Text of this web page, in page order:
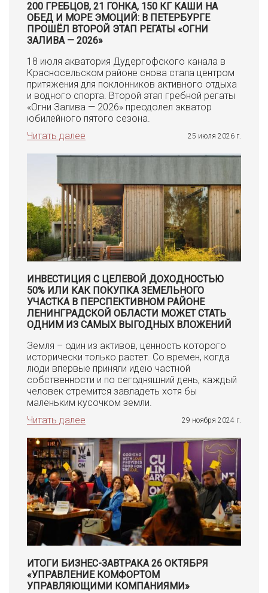
200 ГРЕБЦОВ, 21 ГОНКА, 150 КГ КАШИ НА
ОБЕД И МОРЕ ЭМОЦИЙ: В ПЕТЕРБУРГЕ
ПРОШЁЛ ВТОРОЙ ЭТАП РЕГАТЫ «ОГНИ
ЗАЛИВА — 2026»
18 июля акватория Дудергофского канала в
Красносельском районе снова стала центром
притяжения для поклонников активного отдыха
и водного спорта. Второй этап гребной регаты
«Огни Залива — 2026» преодолел экватор
юбилейного пятого сезона.
Читать далее
25 июля 2026 г.
ИНВЕСТИЦИЯ С ЦЕЛЕВОЙ ДОХОДНОСТЬЮ
50% ИЛИ КАК ПОКУПКА ЗЕМЕЛЬНОГО
УЧАСТКА В ПЕРСПЕКТИВНОМ РАЙОНЕ
ЛЕНИНГРАДСКОЙ ОБЛАСТИ МОЖЕТ СТАТЬ
ОДНИМ ИЗ САМЫХ ВЫГОДНЫХ ВЛОЖЕНИЙ
Земля – один из активов, ценность которого
исторически только растет. Со времен, когда
люди впервые приняли идею частной
собственности и по сегодняшний день, каждый
человек стремится завладеть хотя бы
маленьким кусочком земли.
Читать далее
29 ноября 2024 г.
ИТОГИ БИЗНЕС-ЗАВТРАКА 26 ОКТЯБРЯ
«УПРАВЛЕНИЕ КОМФОРТОМ
УПРАВЛЯЮЩИМИ КОМПАНИЯМИ»